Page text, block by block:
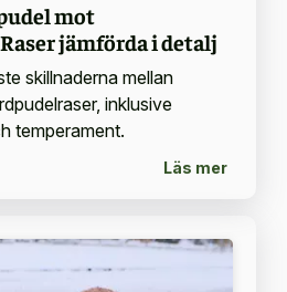
mot
jämförda i detalj
skillnaderna mellan
inklusive
temperament.
Läs mer